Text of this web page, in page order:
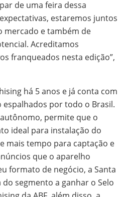
de uma feira dessa
estaremos juntos
mercado e também de
Acreditamos
franqueados nesta edição”,
há 5 anos e já conta com
por todo o Brasil.
permite que o
ideal para instalação do
mais tempo para captação e
que o aparelho
formato de negócio, a Santa
segmento a ganhar o Selo